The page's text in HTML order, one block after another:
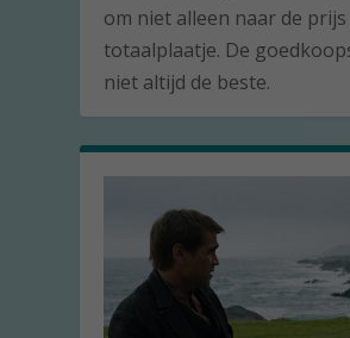
om niet alleen naar de prijs
totaalplaatje. De
niet altijd de beste.